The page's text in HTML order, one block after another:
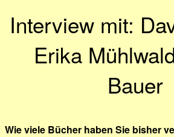
Interview mit:
Erika
Bauer
Wie viele Bücher haben Sie bisher